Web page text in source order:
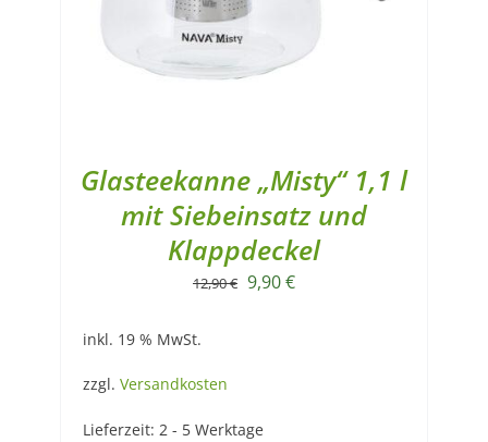
Glasteekanne „Misty“ 1,1 l
mit Siebeinsatz und
Klappdeckel
12,90€ Ursprünglicher
9,90€Aktueller
inkl. 19 % MwSt.
zzgl. Versandkosten
Lieferzeit: 2 - 5 Werktage